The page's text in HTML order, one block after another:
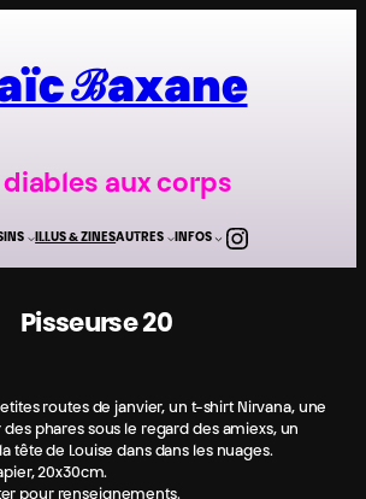
ℬaxane
diables aux corps
ILLUS & ZINESAUTRES INFOS Instagram
Pisseur·se 20
routes de janvier, un t-shirt Nirvana, une
des phares sous le regard des amiexs, un
tête de Louise dans dans les nuages.
20x30cm.
pour renseignements.